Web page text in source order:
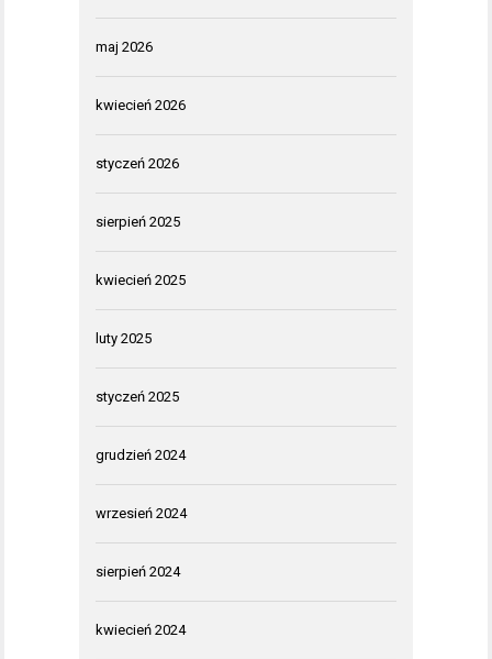
maj 2026
kwiecień 2026
styczeń 2026
sierpień 2025
kwiecień 2025
luty 2025
styczeń 2025
grudzień 2024
wrzesień 2024
sierpień 2024
kwiecień 2024